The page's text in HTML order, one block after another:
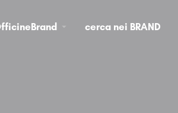
cerca nei BRAND